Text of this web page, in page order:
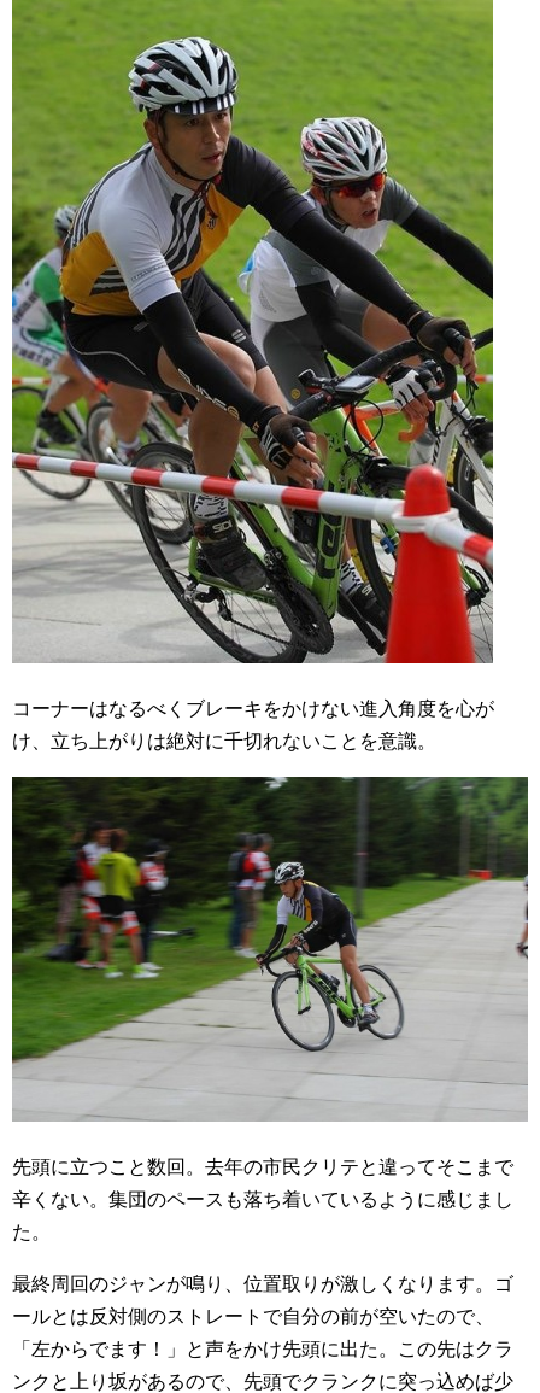
コーナーはなるべくブレーキをかけない進入角度を心が
け、立ち上がりは絶対に千切れないことを意識。
先頭に立つこと数回。去年の市民クリテと違ってそこまで
辛くない。集団のペースも落ち着いているように感じまし
た。
最終周回のジャンが鳴り、位置取りが激しくなります。ゴ
ールとは反対側のストレートで自分の前が空いたので、
「左からでます！」と声をかけ先頭に出た。この先はクラ
ンクと上り坂があるので、先頭でクランクに突っ込めば少